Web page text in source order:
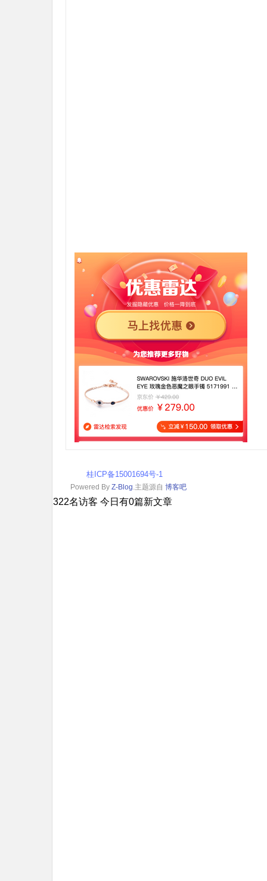
桂ICP备15001694号-1
Powered By Z-Blog .主题源自 博客吧
您是本站第2322名访客 今日有0篇新文章